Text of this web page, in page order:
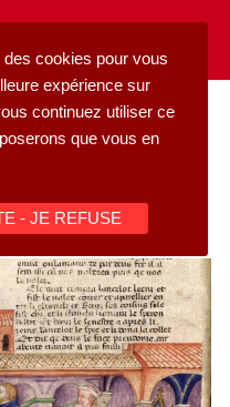
cookies pour vous
expérience sur
continuez utiliser ce
que vous en
- JE REFUSE